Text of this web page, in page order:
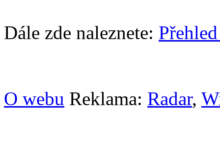
Dále zde naleznete:
O webu Reklama: Radar,